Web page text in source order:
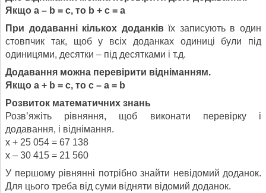
Якщо а – b = с, то b + с = а
При додаванні кількох доданківїх записують в один
стовпчик так, щоб у всіх доданках одиниці були під
одиницями, десятки – під десятками і т.д.
Додавання можна перевірити відніманням.
Якщо а + b = с, то с – а = b
Розвиток математичних знань
Розв’яжіть рівняння, щоб виконати перевірку і
додавання, і віднімання.
х + 25 054 = 67 138
х – 30 415 = 21 560
У першому рівнянні потрібно знайти невідомий доданок.
Для цього треба від суми відняти відомий доданок.